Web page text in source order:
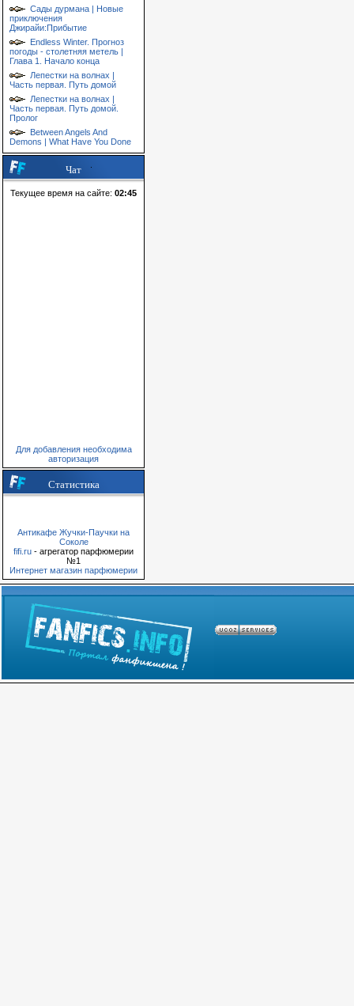
Сады дурмана | Новые
приключения
Джирайи:Прибытие
Endless Winter. Прогноз
погоды - столетняя метель |
Глава 1. Начало конца
Лепестки на волнах |
Часть первая. Путь домой
Лепестки на волнах |
Часть первая. Путь домой.
Пролог
Between Angels And
Demons | What Have You Done
Чат
Текущее время на сайте: 02:45
Для добавления необходима
авторизация
Статистика
Антикафе Жучки-Паучки на
Соколе
fifi.ru - агрегатор парфюмерии
№1
Интернет магазин парфюмерии